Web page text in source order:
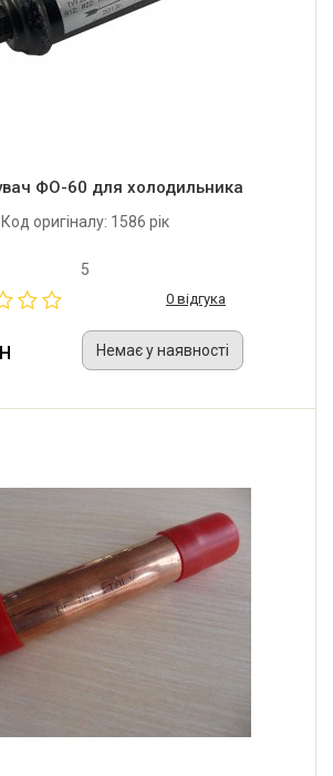
ФО-60 для холодильника
Код оригіналу: 1586 рік
5
0 відгука
Немає у наявності